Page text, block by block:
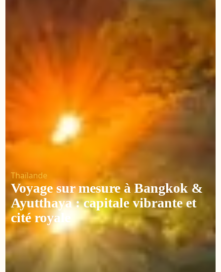
Thaïlande
Voyage sur mesure à Bangkok &
Ayutthaya : capitale vibrante et
cité royale